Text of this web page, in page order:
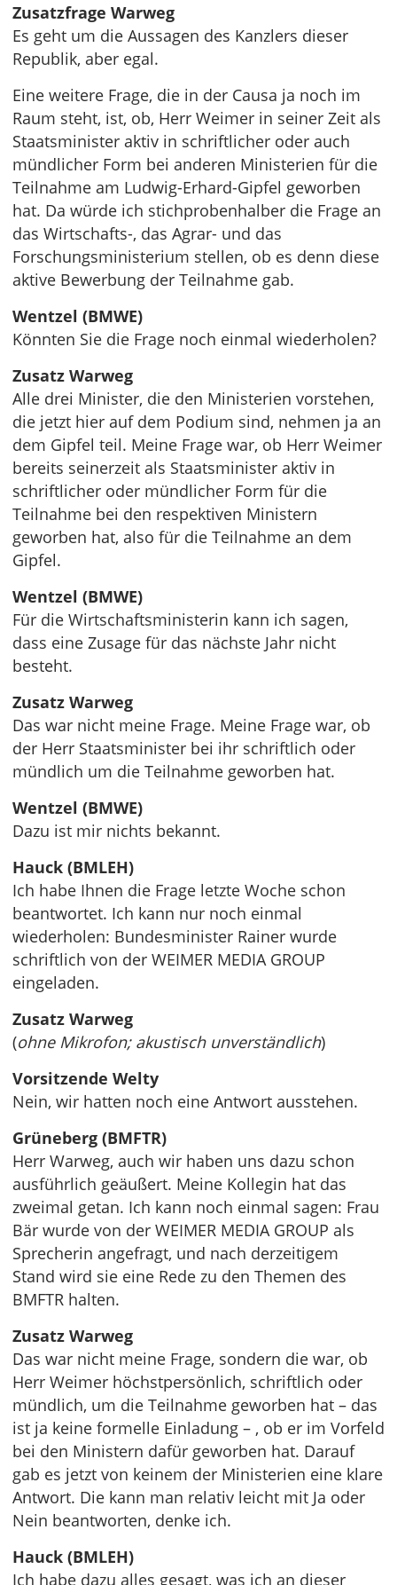
Zusatzfrage Warweg
Es geht um die Aussagen des Kanzlers dieser
Republik, aber egal.
Eine weitere Frage, die in der Causa ja noch im
Raum steht, ist, ob, Herr Weimer in seiner Zeit als
Staatsminister aktiv in schriftlicher oder auch
mündlicher Form bei anderen Ministerien für die
Teilnahme am Ludwig-Erhard-Gipfel geworben
hat. Da würde ich stichprobenhalber die Frage an
das Wirtschafts-, das Agrar- und das
Forschungsministerium stellen, ob es denn diese
aktive Bewerbung der Teilnahme gab.
Wentzel (BMWE)
Könnten Sie die Frage noch einmal wiederholen?
Zusatz Warweg
Alle drei Minister, die den Ministerien vorstehen,
die jetzt hier auf dem Podium sind, nehmen ja an
dem Gipfel teil. Meine Frage war, ob Herr Weimer
bereits seinerzeit als Staatsminister aktiv in
schriftlicher oder mündlicher Form für die
Teilnahme bei den respektiven Ministern
geworben hat, also für die Teilnahme an dem
Gipfel.
Wentzel (BMWE)
Für die Wirtschaftsministerin kann ich sagen,
dass eine Zusage für das nächste Jahr nicht
besteht.
Zusatz Warweg
Das war nicht meine Frage. Meine Frage war, ob
der Herr Staatsminister bei ihr schriftlich oder
mündlich um die Teilnahme geworben hat.
Wentzel (BMWE)
Dazu ist mir nichts bekannt.
Hauck (BMLEH)
Ich habe Ihnen die Frage letzte Woche schon
beantwortet. Ich kann nur noch einmal
wiederholen: Bundesminister Rainer wurde
schriftlich von der WEIMER MEDIA GROUP
eingeladen.
Zusatz Warweg
(ohne Mikrofon; akustisch unverständlich)
Vorsitzende Welty
Nein, wir hatten noch eine Antwort ausstehen.
Grüneberg (BMFTR)
Herr Warweg, auch wir haben uns dazu schon
ausführlich geäußert. Meine Kollegin hat das
zweimal getan. Ich kann noch einmal sagen: Frau
Bär wurde von der WEIMER MEDIA GROUP als
Sprecherin angefragt, und nach derzeitigem
Stand wird sie eine Rede zu den Themen des
BMFTR halten.
Zusatz Warweg
Das war nicht meine Frage, sondern die war, ob
Herr Weimer höchstpersönlich, schriftlich oder
mündlich, um die Teilnahme geworben hat – das
ist ja keine formelle Einladung – , ob er im Vorfeld
bei den Ministern dafür geworben hat. Darauf
gab es jetzt von keinem der Ministerien eine klare
Antwort. Die kann man relativ leicht mit Ja oder
Nein beantworten, denke ich.
Hauck (BMLEH)
Ich habe dazu alles gesagt, was ich an dieser